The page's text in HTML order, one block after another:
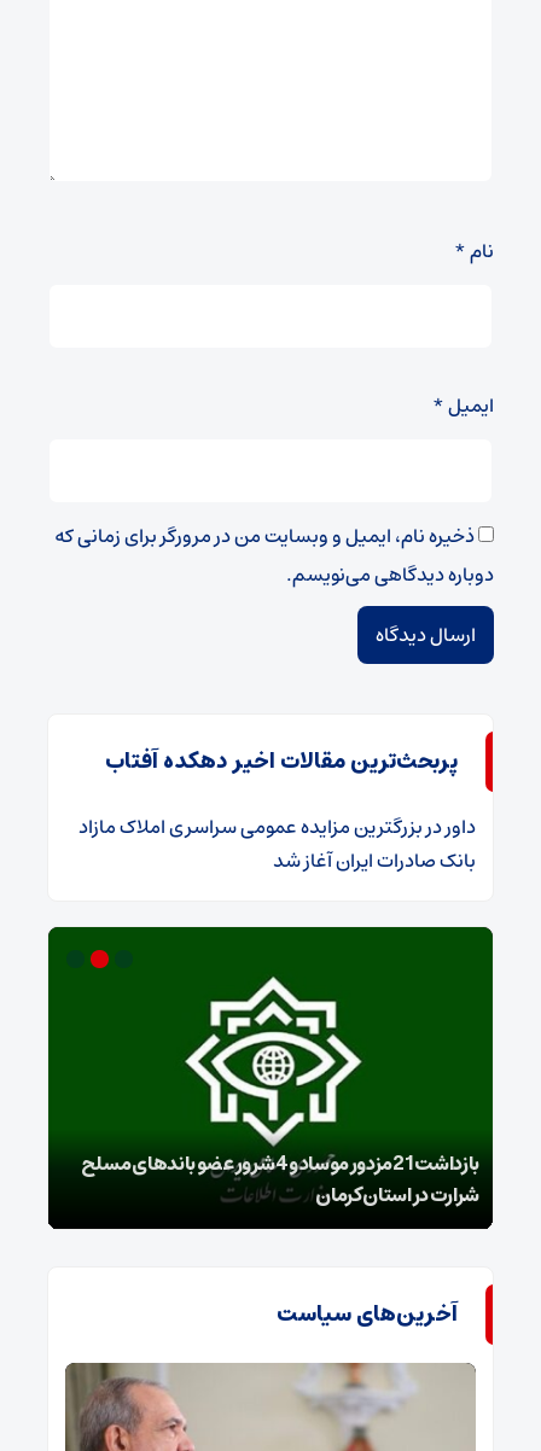
نام*
ایمیل*
ذخیره نام، ایمیل و وبسایت من در مرورگر برای زمانی که
دوباره دیدگاهی می‌نویسم.
پربحث‌ترین مقالات اخیر دهکده آفتاب
داوردر​بزرگترین مزایده عمومی سراسری املاک مازاد
بانک صادرات ایران آغاز شد
بازداشت 21مزدور موساد و 4 شرور عضو باندهای مسلح
شرارت در استان کرمان
آخرین‌های سیاست